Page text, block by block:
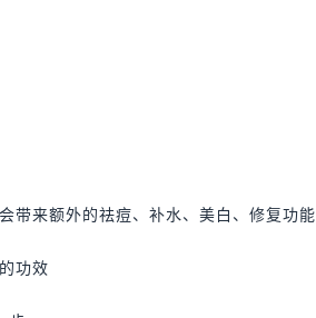
带来额外的祛痘、补水、美白、修复功能
功效